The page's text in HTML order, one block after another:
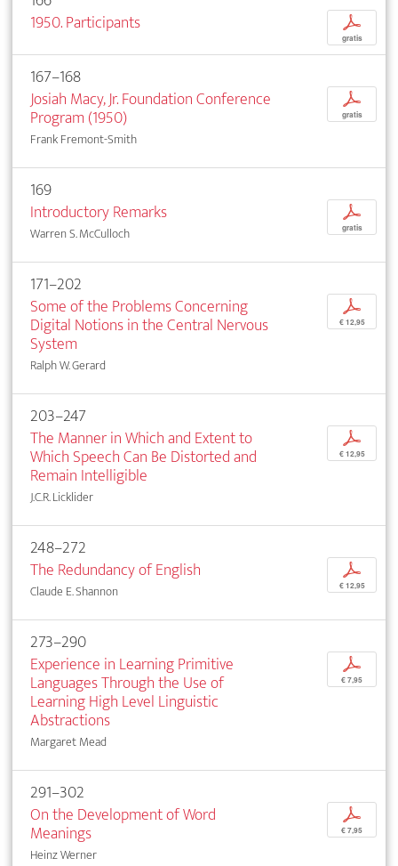
1950. Participants
p
gratis
167–168
Josiah Macy, Jr. Foundation Conference
Program (1950)
Frank Fremont-Smith
p
gratis
169
Introductory Remarks
Warren S. McCulloch
p
gratis
171–202
Some of the Problems Concerning
Digital Notions in the Central Nervous
System
Ralph W. Gerard
p
€ 12,95
203–247
The Manner in Which and Extent to
Which Speech Can Be Distorted and
Remain Intelligible
J.C.R. Licklider
p
€ 12,95
248–272
The Redundancy of English
Claude E. Shannon
p
€ 12,95
273–290
Experience in Learning Primitive
Languages Through the Use of
Learning High Level Linguistic
Abstractions
Margaret Mead
p
€ 7,95
291–302
On the Development of Word
Meanings
Heinz Werner
p
€ 7,95